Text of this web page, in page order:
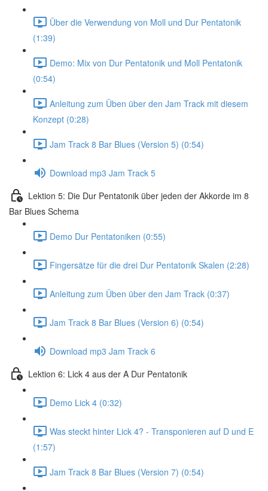
Über die Verwendung von Moll und Dur Pentatonik
(1:39)
Demo: Mix von Dur Pentatonik und Moll Pentatonik
(0:54)
Anleitung zum Üben über den Jam Track mit diesem
Konzept (0:28)
Jam Track 8 Bar Blues (Version 5) (0:54)
Download mp3 Jam Track 5
Lektion 5: Die Dur Pentatonik über jeden der Akkorde im 8
Bar Blues Schema
Demo Dur Pentatoniken (0:55)
Fingersätze für die drei Dur Pentatonik Skalen (2:28)
Anleitung zum Üben über den Jam Track (0:37)
Jam Track 8 Bar Blues (Version 6) (0:54)
Download mp3 Jam Track 6
Lektion 6: Lick 4 aus der A Dur Pentatonik
Demo Lick 4 (0:32)
Was steckt hinter Lick 4? - Transponieren auf D und E
(1:57)
Jam Track 8 Bar Blues (Version 7) (0:54)